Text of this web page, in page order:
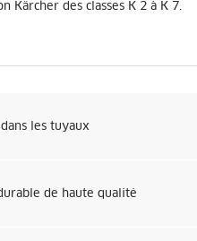
Kärcher des classes K 2 à K 7.
les tuyaux
de haute qualité